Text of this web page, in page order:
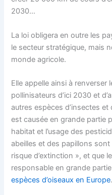
2030…
La loi obligera en outre les
le secteur stratégique, mais
monde agricole.
Elle appelle ainsi à
pollinisateurs d’ici 2030 et
autres espèces d’insectes
est causée en grande partie
habitat et l’usage des
abeilles et des papillons
risque d’extinction », et que
responsable en grande
espèces d’oiseaux en Europe.